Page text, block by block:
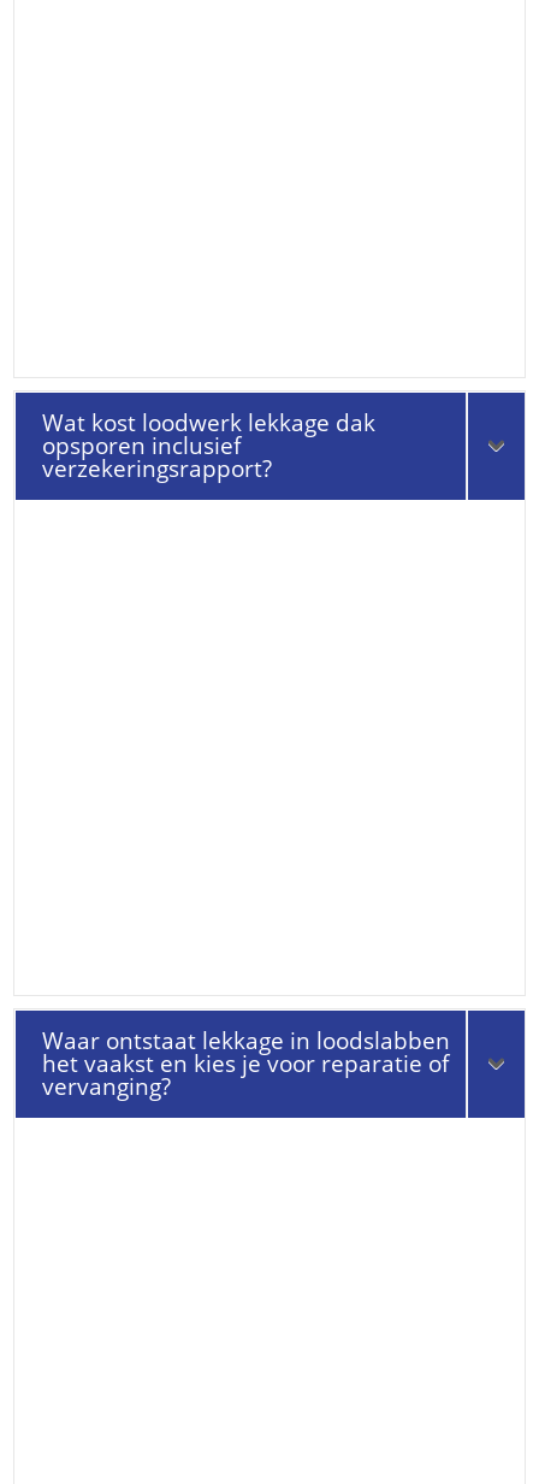
Wat kost loodwerk lekkage dak
opsporen inclusief
verzekeringsrapport?
Waar ontstaat lekkage in loodslabben
het vaakst en kies je voor reparatie of
vervanging?